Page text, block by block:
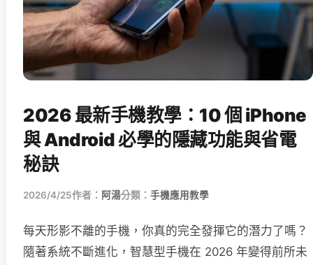
2026 最新手機教學：10 個 iPhone
與 Android 必學的隱藏功能與省電
秘訣
2026/4/25作者： 阿湯分類： 手機應用教學
每天形影不離的手機，你真的完全發揮它的潛力了嗎？
隨著系統不斷進化，智慧型手機在 2026 年變得前所未